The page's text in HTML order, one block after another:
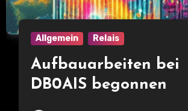
Allgemein Relais
Aufbauarbeiten bei
DB0AIS begonnen